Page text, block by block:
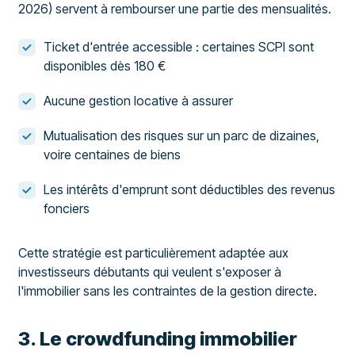
2026) servent à rembourser une partie des mensualités.
Ticket d'entrée accessible : certaines SCPI sont
disponibles dès 180 €
Aucune gestion locative à assurer
Mutualisation des risques sur un parc de dizaines,
voire centaines de biens
Les intérêts d'emprunt sont déductibles des revenus
fonciers
Cette stratégie est particulièrement adaptée aux
investisseurs débutants qui veulent s'exposer à
l'immobilier sans les contraintes de la gestion directe.
3. Le crowdfunding immobilier